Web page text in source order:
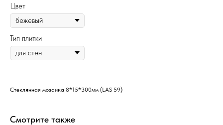
Цвет
Тип плитки
Стеклянная мозаика 8*15*300мм (LAS 59)
Смотрите также